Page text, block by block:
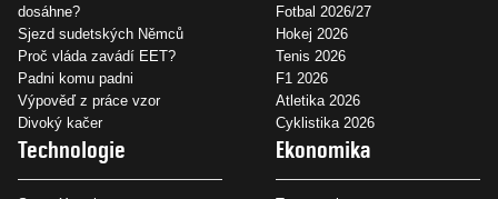
dosáhne?
Sjezd sudetských Němců
Proč vláda zavádí EET?
Padni komu padni
Výpověď z práce vzor
Divoký kačer
Fotbal 2026/27
Hokej 2026
Tenis 2026
F1 2026
Atletika 2026
Cyklistika 2026
Technologie Ekonomika